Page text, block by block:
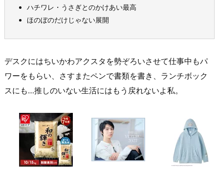
ハチワレ・うさぎとのかけあい最高
ほのぼのだけじゃない展開
デスクにはちいかわアクスタを勢ぞろいさせて仕事中もパ
ワーをもらい、さすまたペンで書類を書き、ランチボック
スにも…推しのいない生活にはもう戻れないよ私。